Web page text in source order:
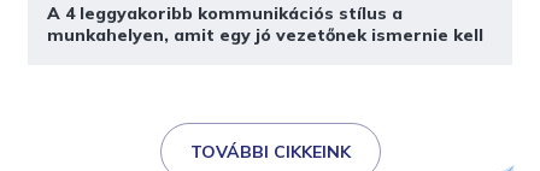
A 4 leggyakoribb kommunikációs stílus a
munkahelyen, amit egy jó vezetőnek ismernie kell
TOVÁBBI CIKKEINK